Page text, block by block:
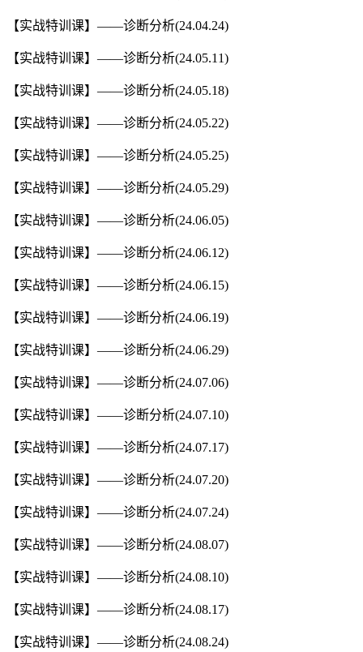
【实战特训课】——诊断分析(24.04.24)
【实战特训课】——诊断分析(24.05.11)
【实战特训课】——诊断分析(24.05.18)
【实战特训课】——诊断分析(24.05.22)
【实战特训课】——诊断分析(24.05.25)
【实战特训课】——诊断分析(24.05.29)
【实战特训课】——诊断分析(24.06.05)
【实战特训课】——诊断分析(24.06.12)
【实战特训课】——诊断分析(24.06.15)
【实战特训课】——诊断分析(24.06.19)
【实战特训课】——诊断分析(24.06.29)
【实战特训课】——诊断分析(24.07.06)
【实战特训课】——诊断分析(24.07.10)
【实战特训课】——诊断分析(24.07.17)
【实战特训课】——诊断分析(24.07.20)
【实战特训课】——诊断分析(24.07.24)
【实战特训课】——诊断分析(24.08.07)
【实战特训课】——诊断分析(24.08.10)
【实战特训课】——诊断分析(24.08.17)
【实战特训课】——诊断分析(24.08.24)